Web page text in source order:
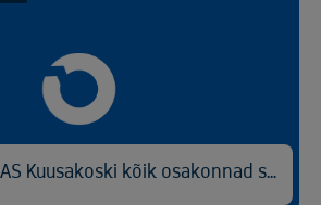
20. augustil on AS Kuusakoski kõik osakonnad suletud